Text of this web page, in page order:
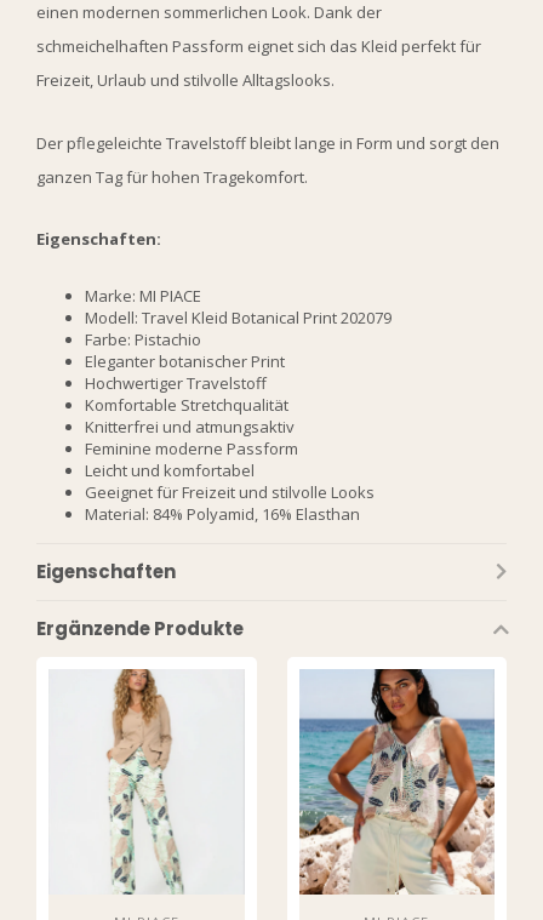
einen modernen sommerlichen Look. Dank der
schmeichelhaften Passform eignet sich das Kleid perfekt für
Freizeit, Urlaub und stilvolle Alltagslooks.
Der pflegeleichte Travelstoff bleibt lange in Form und sorgt den
ganzen Tag für hohen Tragekomfort.
Eigenschaften:
Marke: MI PIACE
Modell: Travel Kleid Botanical Print 202079
Farbe: Pistachio
Eleganter botanischer Print
Hochwertiger Travelstoff
Komfortable Stretchqualität
Knitterfrei und atmungsaktiv
Feminine moderne Passform
Leicht und komfortabel
Geeignet für Freizeit und stilvolle Looks
Material: 84% Polyamid, 16% Elasthan
Eigenschaften
Ergänzende Produkte